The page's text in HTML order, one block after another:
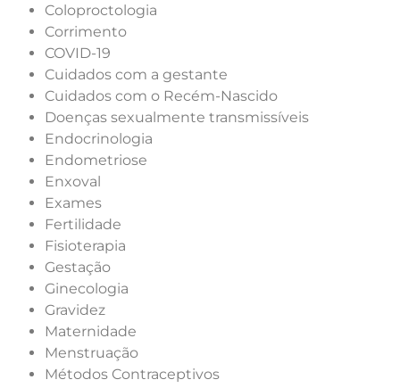
Coloproctologia
Corrimento
COVID-19
Cuidados com a gestante
Cuidados com o Recém-Nascido
Doenças sexualmente transmissíveis
Endocrinologia
Endometriose
Enxoval
Exames
Fertilidade
Fisioterapia
Gestação
Ginecologia
Gravidez
Maternidade
Menstruação
Métodos Contraceptivos